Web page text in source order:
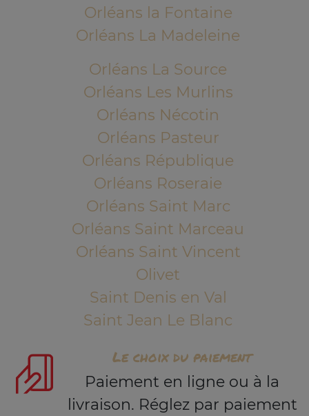
Orléans la Fontaine
Orléans La Madeleine
Orléans La Source
Orléans Les Murlins
Orléans Nécotin
Orléans Pasteur
Orléans République
Orléans Roseraie
Orléans Saint Marc
Orléans Saint Marceau
Orléans Saint Vincent
Olivet
Saint Denis en Val
Saint Jean Le Blanc
Le choix du paiement
Paiement en ligne ou à la
livraison. Réglez par paiement